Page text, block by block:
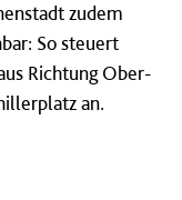
zudem
So steuert
Richtung Ober-
an.